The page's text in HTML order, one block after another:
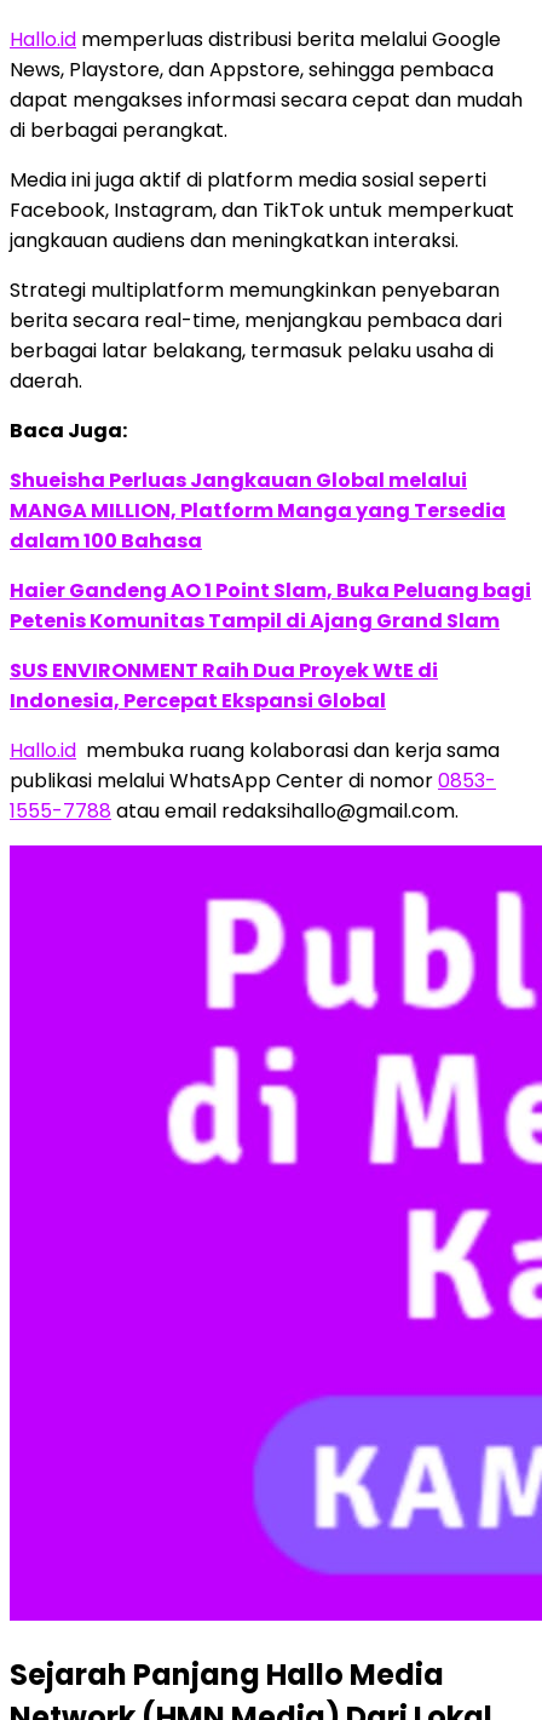
Hallo.id memperluas distribusi berita melalui Google
News, Playstore, dan Appstore, sehingga pembaca
dapat mengakses informasi secara cepat dan mudah
di berbagai perangkat.
Media ini juga aktif di platform media sosial seperti
Facebook, Instagram, dan TikTok untuk memperkuat
jangkauan audiens dan meningkatkan interaksi.
Strategi multiplatform memungkinkan penyebaran
berita secara real-time, menjangkau pembaca dari
berbagai latar belakang, termasuk pelaku usaha di
daerah.
Baca Juga:
Shueisha Perluas Jangkauan Global melalui
MANGA MILLION, Platform Manga yang Tersedia
dalam 100 Bahasa
Haier Gandeng AO 1 Point Slam, Buka Peluang bagi
Petenis Komunitas Tampil di Ajang Grand Slam
SUS ENVIRONMENT Raih Dua Proyek WtE di
Indonesia, Percepat Ekspansi Global
Hallo.id membuka ruang kolaborasi dan kerja sama
publikasi melalui WhatsApp Center di nomor0853-
1555-7788atau email redaksihallo@gmail.com.
Sejarah Panjang Hallo Media